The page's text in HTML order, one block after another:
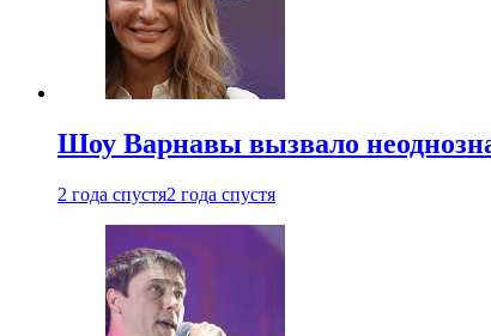
Шоу Варнавы вызвало
2 года спустя2 года спустя